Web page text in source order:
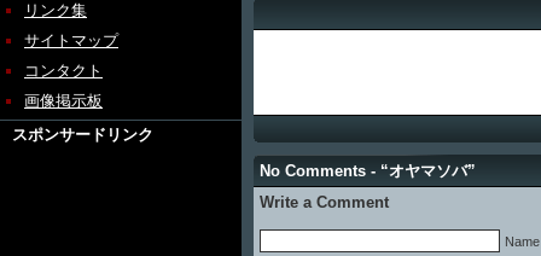
リンク集
サイトマップ
コンタクト
画像掲示板
スポンサードリンク
No Comments - “オヤマソバ”
Write a Comment